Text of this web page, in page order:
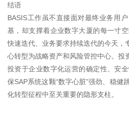
结语
BASIS工作虽不直接面对最终业务用
基，却支撑着企业数字大厦的每一寸
快速迭代、业务要求持续迭代的今天，
心转型为战略资产和风险管控中心。投
投资于企业数字化运营的确定性、安
保SAP系统这颗“数字心脏”强劲、稳健
化转型征程中至关重要的隐形支柱。